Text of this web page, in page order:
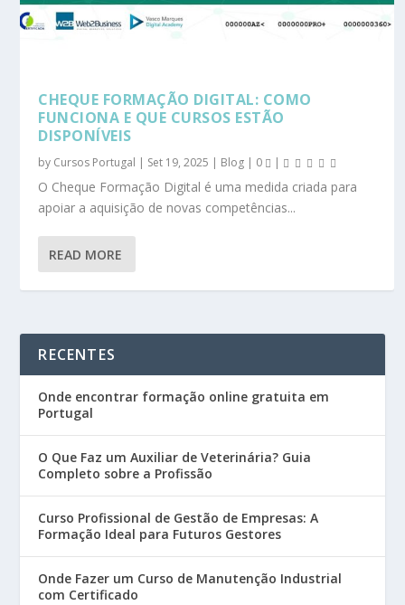
CHEQUE FORMAÇÃO DIGITAL: COMO
FUNCIONA E QUE CURSOS ESTÃO
DISPONÍVEIS
by Cursos Portugal | Set 19, 2025 | Blog | 0 |
O Cheque Formação Digital é uma medida criada para
apoiar a aquisição de novas competências...
READ MORE
RECENTES
Onde encontrar formação online gratuita em
Portugal
O Que Faz um Auxiliar de Veterinária? Guia
Completo sobre a Profissão
Curso Profissional de Gestão de Empresas: A
Formação Ideal para Futuros Gestores
Onde Fazer um Curso de Manutenção Industrial
com Certificado